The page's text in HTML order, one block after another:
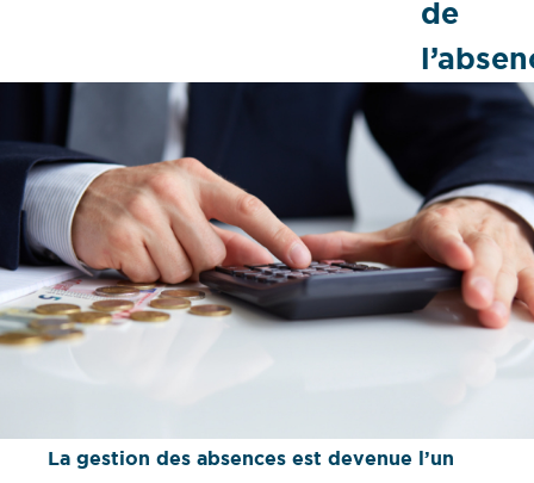
de
La gestion des absences est devenue l’un